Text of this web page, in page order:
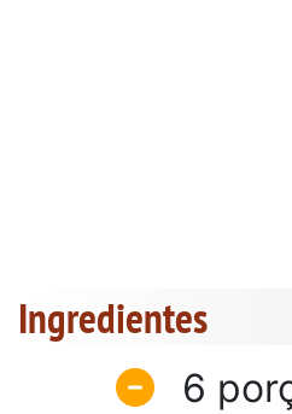
Ingredientes
6